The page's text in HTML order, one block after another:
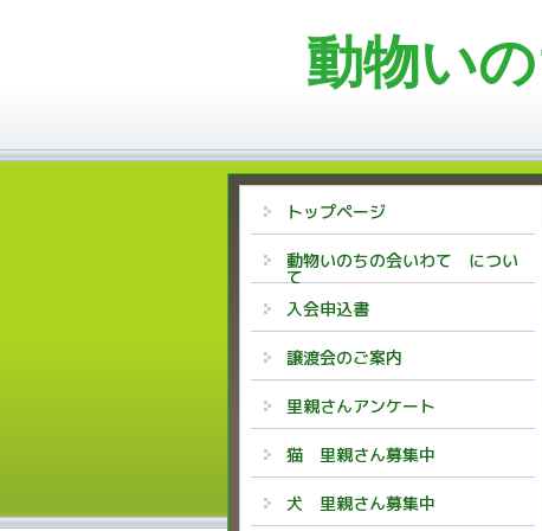
動物い
トップページ
動物いのちの会いわて につい
て
入会申込書
譲渡会のご案内
里親さんアンケート
猫 里親さん募集中
犬 里親さん募集中